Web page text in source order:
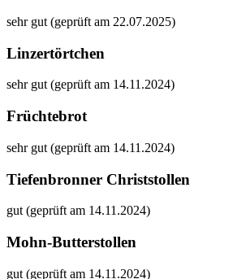
sehr gut (geprüft am 22.07.2025)
Linzertörtchen
sehr gut (geprüft am 14.11.2024)
Früchtebrot
sehr gut (geprüft am 14.11.2024)
Tiefenbronner Christstollen
gut (geprüft am 14.11.2024)
Mohn-Butterstollen
gut (geprüft am 14.11.2024)